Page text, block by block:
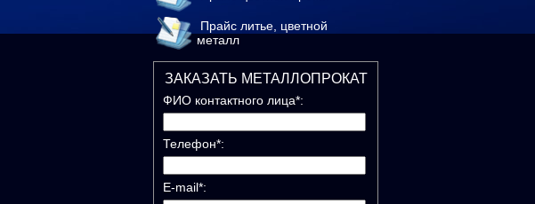
Прайс литье, цветной
металл
ЗАКАЗАТЬ МЕТАЛЛОПРОКАТ
ФИО контактного лица*:
Телефон*:
E-mail*: